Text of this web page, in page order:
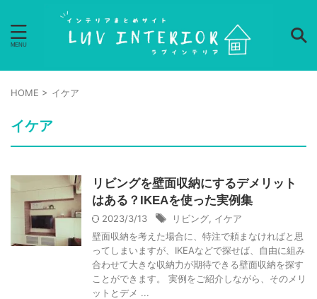
HOME > イケア
イケア
リビングを壁面収納にするデメリット
はある？IKEAを使った実例集
2023/3/13 リビング イケア
壁面収納を考えた場合に、特注で頼まなければと思
ってしまいますが、IKEAなどで探せば、自由に組み
合わせて大きな収納力が期待できる壁面収納を探す
ことができます。 実例をご紹介しながら、そのメリ
ットとデメ ...